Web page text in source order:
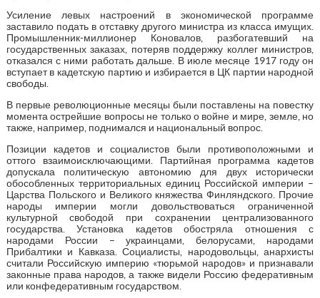
Усиление левых настроений в экономической программе
заставило подать в отставку другого министра из класса имущих.
Промышленник-миллионер Коновалов, разбогатевший на
государственных заказах, потеряв поддержку коллег министров,
отказался с ними работать дальше. В июле месяце 1917 году он
вступает в кадетскую партию и избирается в ЦК партии народной
свободы.
В первые революционные месяцы были поставлены на повестку
момента острейшие вопросы не только о войне и мире, земле, но
также, например, поднимался и национальный вопрос.
Позиции кадетов и социалистов были противоположными и
оттого взаимоисключающими. Партийная программа кадетов
допускала политическую автономию для двух исторически
обособленных территориальных единиц Российской империи –
Царства Польского и Великого княжества Финляндского. Прочие
народы империи могли довольствоваться ограниченной
культурной свободой при сохранении централизованного
государства. Установка кадетов обостряла отношения с
народами России – украинцами, белорусами, народами
Прибалтики и Кавказа. Социалисты, народовольцы, анархисты
считали Российскую империю «тюрьмой народов» и признавали
законные права народов, а также видели Россию федеративным
или конфедеративным государством.